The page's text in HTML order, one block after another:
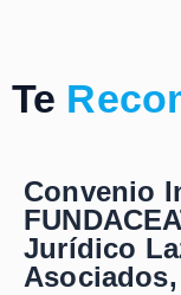
Te
Convenio
Jurídico
Asociados,